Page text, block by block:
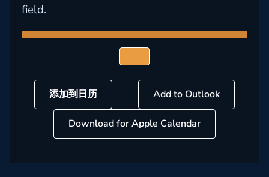
field.
添加到日历 Add to Outlook
Download for Apple Calendar